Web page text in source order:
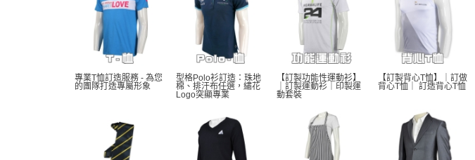
專業T恤訂造服務 - 為您
的團隊打造專屬形象
型格Polo衫訂造：珠地
棉、排汗布任選，繡花
Logo突顯專業
【訂製功能性運動衫】
｜訂製運動衫｜印製運
動套裝
【訂製背心T恤】｜訂做
背心T恤｜ 訂造背心T恤